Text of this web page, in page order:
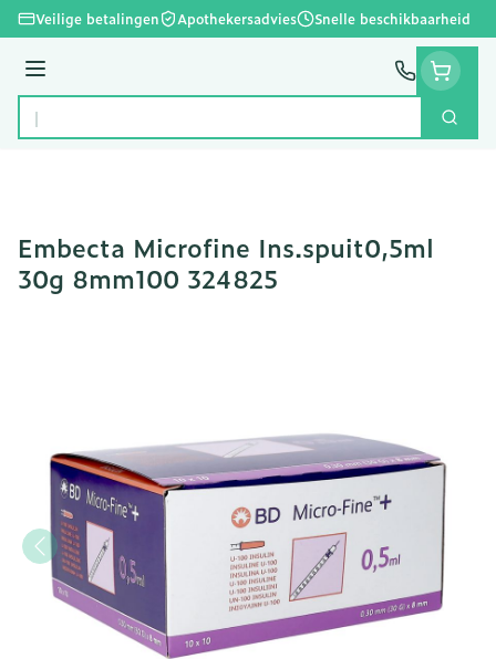
Ga naar de inhoud
Veilige betalingen Apothekersadvies Snelle beschikbaarheid
Menu
Product, merk, categorie...
Zoek
Embecta Microfine Ins.spuit0,5ml
30g 8mm100 324825